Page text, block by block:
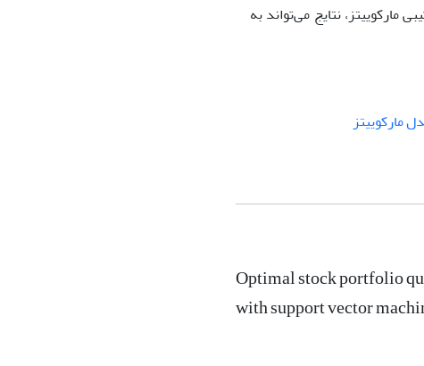
مارکوییتز، نتایج می‌تواند به
مارکوییتز
Optimal stock portfolio
with support vector